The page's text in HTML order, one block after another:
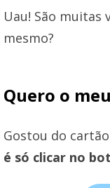
Uau! São muitas
mesmo?
Quero o
Gostou do
é só clicar no